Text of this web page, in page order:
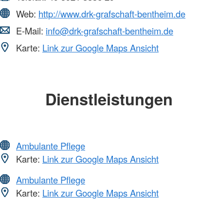
Web: http://www.drk-grafschaft-bentheim.de
E-Mail: info@drk-grafschaft-bentheim.de
Karte: Link zur Google Maps Ansicht
Dienstleistungen
Ambulante Pflege
Karte: Link zur Google Maps Ansicht
Ambulante Pflege
Karte: Link zur Google Maps Ansicht